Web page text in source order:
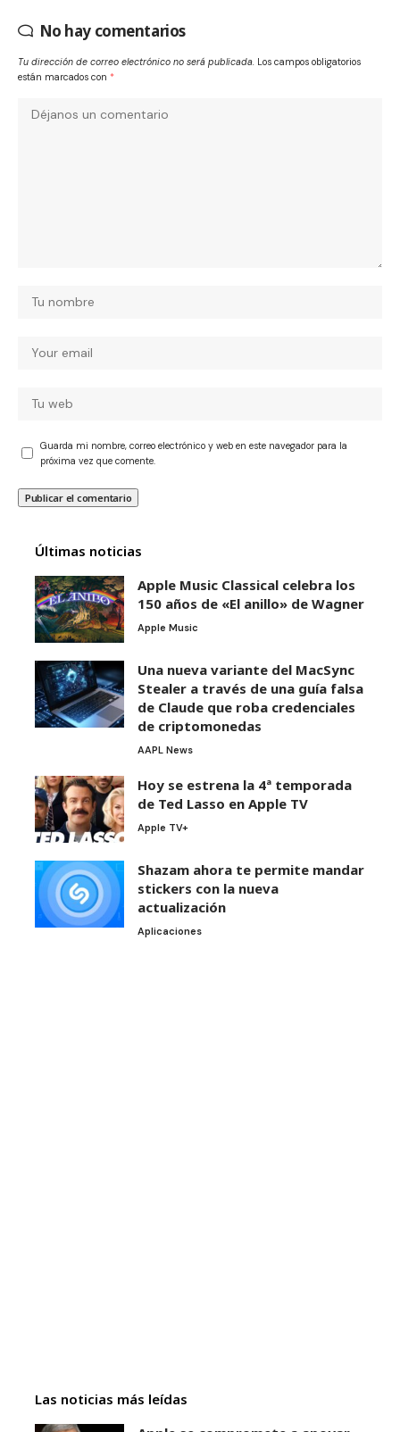
No hay comentarios
Tu dirección de correo electrónico no será publicada. Los campos obligatorios
están marcados con *
Guarda mi nombre, correo electrónico y web en este navegador para la
próxima vez que comente.
Últimas noticias
Apple Music Classical celebra los
150 años de «El anillo» de Wagner
Apple Music
Una nueva variante del MacSync
Stealer a través de una guía falsa
de Claude que roba credenciales
de criptomonedas
AAPL News
Hoy se estrena la 4ª temporada
de Ted Lasso en Apple TV
Apple TV+
Shazam ahora te permite mandar
stickers con la nueva
actualización
Aplicaciones
Las noticias más leídas